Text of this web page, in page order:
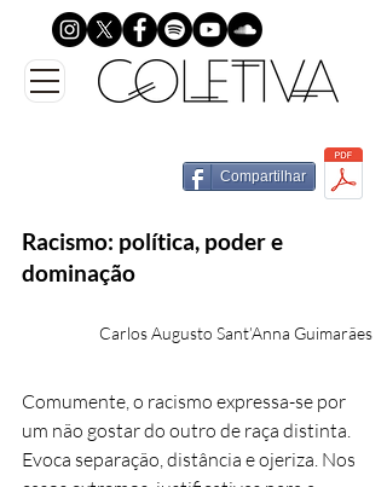
Compartilhar
Racismo: política, poder e
dominação
Carlos Augusto Sant’Anna Guimarães
Comumente, o racismo expressa-se por
um não gostar do outro de raça distinta.
Evoca separação, distância e ojeriza. Nos